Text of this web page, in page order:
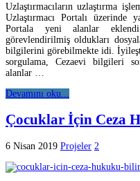
Uzlaştırmacıların uzlaştırma
Uzlaştırmacı Portalı üzerinde
Portala yeni alanlar eklendi.
görevlendirilmiş oldukları
bilgilerini görebilmekte idi.
sorgulama, Cezaevi bilgileri
alanlar …
Devamını oku...
Çocuklar İçin Ceza
6 Nisan 2019 Projeler 2